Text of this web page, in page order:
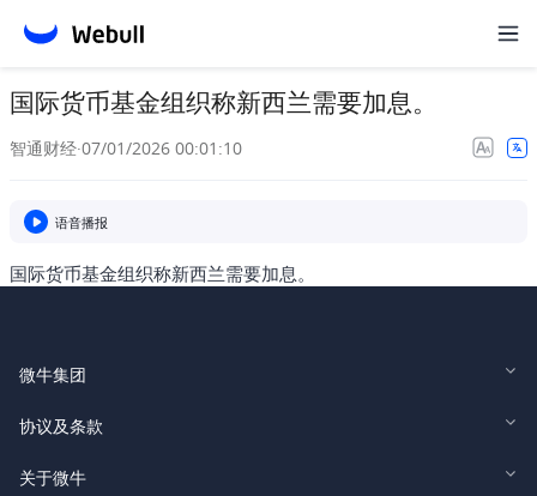
国际货币基金组织称新西兰需要加息。
智通财经·07/01/2026 00:01:10
语音播报
国际货币基金组织称新西兰需要加息。
微牛集团
Webull Financial LLC (US)
协议及条款
Legal and Disclosures
关于微牛